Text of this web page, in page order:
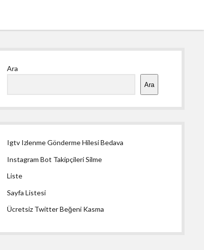
Ara
Ara
Igtv Izlenme Gönderme Hilesi Bedava
Instagram Bot Takipçileri Silme
Liste
Sayfa Listesi
Ücretsiz Twitter Beğeni Kasma